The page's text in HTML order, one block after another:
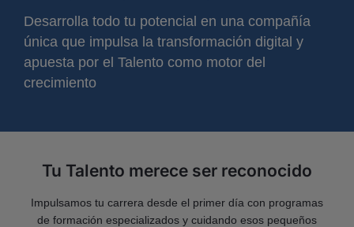
Desarrolla todo tu potencial en una compañía
única que impulsa la transformación digital y
apuesta por el Talento como motor del
crecimiento
Tu Talento merece ser reconocido
Impulsamos tu carrera desde el primer día con programas
de formación especializados y cuidando esos pequeños